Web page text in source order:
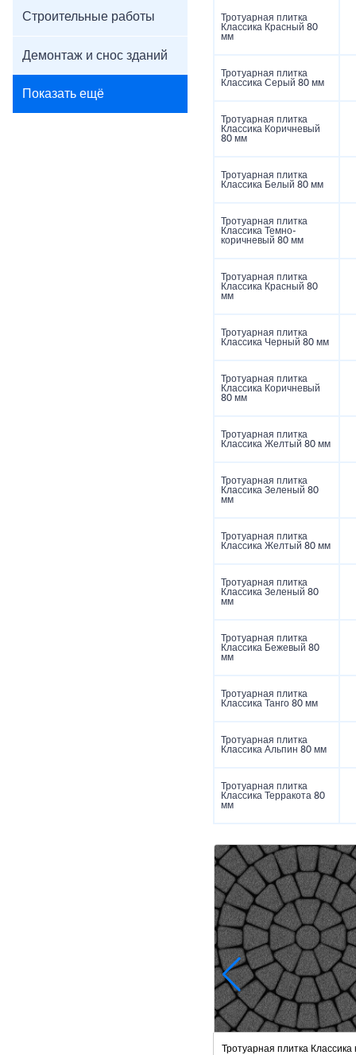
Строительные работы
Демонтаж и снос зданий
Показать ещё
Тротуарная плитка
Классика Красный 80
мм
Тротуарная плитка
Классика Серый 80 мм
Тротуарная плитка
Классика Коричневый
80 мм
Тротуарная плитка
Классика Белый 80 мм
Тротуарная плитка
Классика Темно-
коричневый 80 мм
Тротуарная плитка
Классика Красный 80
мм
Тротуарная плитка
Классика Черный 80 мм
Тротуарная плитка
Классика Коричневый
80 мм
Тротуарная плитка
Классика Желтый 80 мм
Тротуарная плитка
Классика Зеленый 80
мм
Тротуарная плитка
Классика Желтый 80 мм
Тротуарная плитка
Классика Зеленый 80
мм
Тротуарная плитка
Классика Бежевый 80
мм
Тротуарная плитка
Классика Танго 80 мм
Тротуарная плитка
Классика Альпин 80 мм
Тротуарная плитка
Классика Терракота 80
мм
Тротуарная плитка Классика